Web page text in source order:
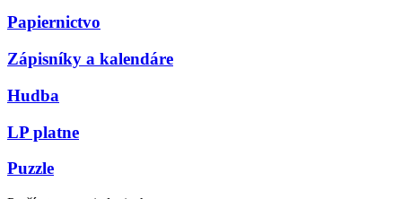
Papiernictvo
Zápisníky a kalendáre
Hudba
LP platne
Puzzle